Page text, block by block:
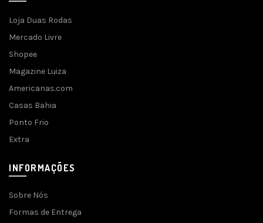
Loja Duas Rodas
Mercado Livre
Shopee
Magazine Luiza
Americanas.com
Casas Bahia
Ponto Frio
Extra
INFORMAÇÕES
Sobre Nós
Formas de Entrega